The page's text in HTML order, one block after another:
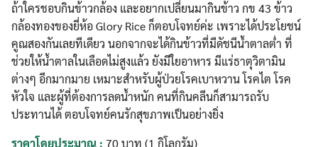
ถ้าใครชอบกินข้าวกล้อง และอยากเปลี่ยนมากินข้าว กข 43 ข้าว
กล้องทองของยี่ห้อ Glory Rice ก็ตอบโจทย์ค่ะ เพราะได้ประโยชน์
คูณสองกันเลยทีเดียว นอกจากจะได้กินข้าวที่มีดัชนีน้ำตาลต่ำ ที่
ช่วยให้น้ำตาลในเลือดไม่สูงแล้ว ยังมีใยอาหาร มีแร่ธาตุวิตามิน
ต่างๆ อีกมากมาย เหมาะสำหรับผู้ป่วยโรคเบาหวาน โรคไต โรค
หัวใจ และผู้ที่ต้องการลดน้ำหนัก คนที่กินคลีนก็สามารถรับ
ประทานได้ ตอบโจทย์คนรักสุขภาพเป็นอย่างยิ่ง
ราคาโดยประมาณ : 70 บาท (1 กิโลกรัม)